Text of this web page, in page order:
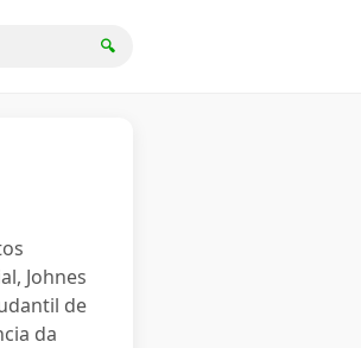
🔍
Johnes
de
da